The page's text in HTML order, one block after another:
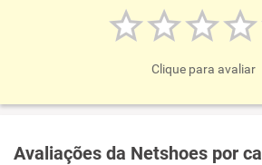
Clique para avaliar
Avaliações da Netshoes por